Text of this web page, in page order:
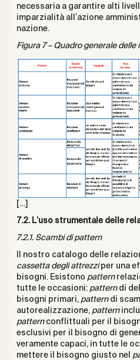
necessaria a garantire alti
imparzialità all’azione
nazione.
Figura 7 – Quadro generale delle
[…]
7.2. L’uso strumentale delle
7.2.1. Scambi di pattern
Il nostro catalogo delle
cassetta degli attrezziper una
bisogni. Esistono pattern
tutte le occasioni: pattern di
bisogni primari, pattern di
autorealizzazione, pattern
pattern conflittuali per il
esclusivi per il bisogno di
veramente capaci, in tutte le
mettere il bisogno giusto nel